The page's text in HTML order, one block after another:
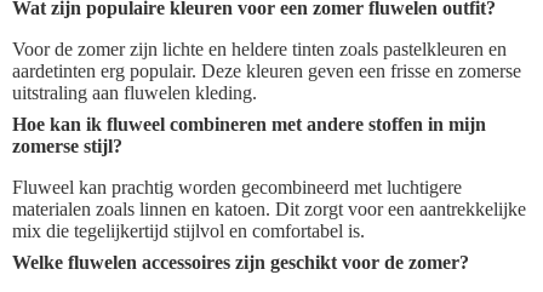
Wat zijn populaire kleuren voor een zomer fluwelen outfit?
Voor de zomer zijn lichte en heldere tinten zoals pastelkleuren en
aardetinten erg populair. Deze kleuren geven een frisse en zomerse
uitstraling aan fluwelen kleding.
Hoe kan ik fluweel combineren met andere stoffen in mijn
zomerse stijl?
Fluweel kan prachtig worden gecombineerd met luchtigere
materialen zoals linnen en katoen. Dit zorgt voor een aantrekkelijke
mix die tegelijkertijd stijlvol en comfortabel is.
Welke fluwelen accessoires zijn geschikt voor de zomer?